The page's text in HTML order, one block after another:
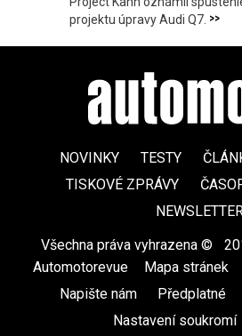
projektu úpravy Audi Q7. >>
NOVINKY TESTY
TISKOVÉ ZPRÁVY
Všechna práva vyhrazena ©
Automotorevue
Mapa stránek
Napište nám
Předplatné
Nastavení soukromí